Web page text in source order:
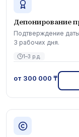
Депонирование
Подтверждение даты
3 рабочих дня.
1–3 р.д.
от 300 000 ₸